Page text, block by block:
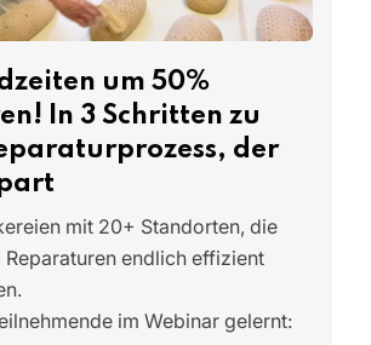
um 50%
In 3 Schritten zu
der
mit 20+ Standorten, die
Reparaturen endlich effizient
im Webinar gelernt: